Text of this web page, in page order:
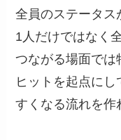
全員のステータス
1人だけではなく
つながる場面では
ヒットを起点に
すくなる流れを作